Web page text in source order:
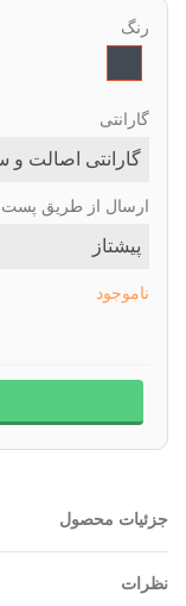
رنگ
گارانتی
ارسال از طریق پست
ناموجود
جزئیات محصول
نظرات